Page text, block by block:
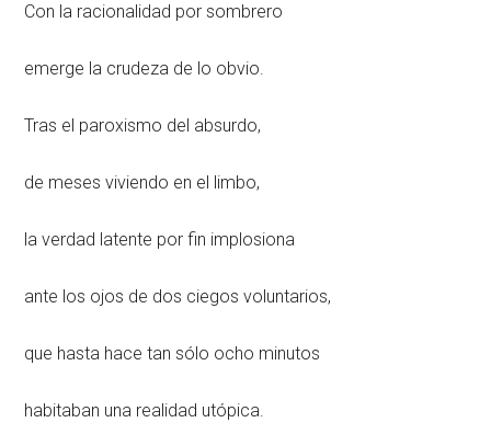
Con la racionalidad por sombrero
emerge la crudeza de lo obvio.
Tras el paroxismo del absurdo,
de meses viviendo en el limbo,
la verdad latente por fin implosiona
ante los ojos de dos ciegos voluntarios,
que hasta hace tan sólo ocho minutos
habitaban una realidad utópica.